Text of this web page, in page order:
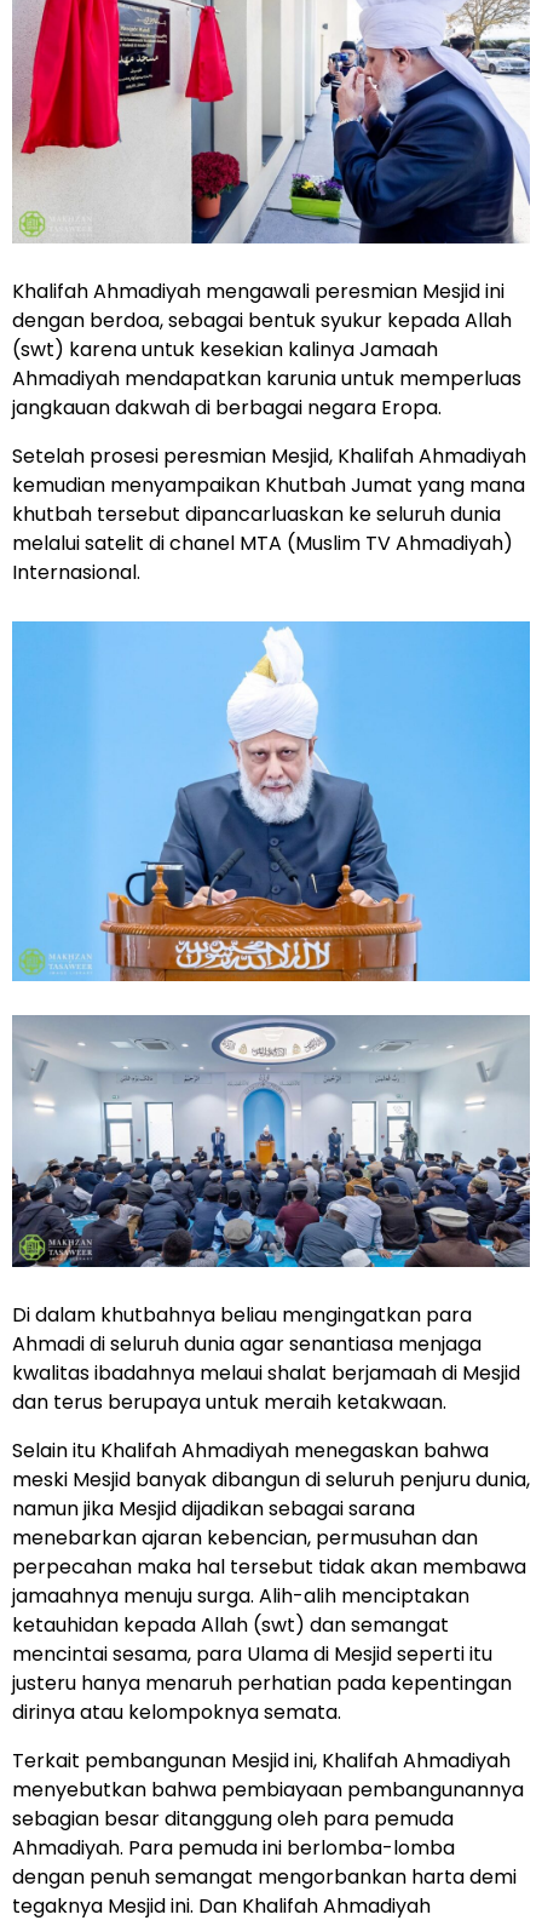
Khalifah Ahmadiyah mengawali peresmian Mesjid ini
dengan berdoa, sebagai bentuk syukur kepada Allah
(swt) karena untuk kesekian kalinya Jamaah
Ahmadiyah mendapatkan karunia untuk memperluas
jangkauan dakwah di berbagai negara Eropa.
Setelah prosesi peresmian Mesjid, Khalifah Ahmadiyah
kemudian menyampaikan Khutbah Jumat yang mana
khutbah tersebut dipancarluaskan ke seluruh dunia
melalui satelit di chanel MTA (Muslim TV Ahmadiyah)
Internasional.
Di dalam khutbahnya beliau mengingatkan para
Ahmadi di seluruh dunia agar senantiasa menjaga
kwalitas ibadahnya melaui shalat berjamaah di Mesjid
dan terus berupaya untuk meraih ketakwaan.
Selain itu Khalifah Ahmadiyah menegaskan bahwa
meski Mesjid banyak dibangun di seluruh penjuru dunia,
namun jika Mesjid dijadikan sebagai sarana
menebarkan ajaran kebencian, permusuhan dan
perpecahan maka hal tersebut tidak akan membawa
jamaahnya menuju surga. Alih-alih menciptakan
ketauhidan kepada Allah (swt) dan semangat
mencintai sesama, para Ulama di Mesjid seperti itu
justeru hanya menaruh perhatian pada kepentingan
dirinya atau kelompoknya semata.
Terkait pembangunan Mesjid ini, Khalifah Ahmadiyah
menyebutkan bahwa pembiayaan pembangunannya
sebagian besar ditanggung oleh para pemuda
Ahmadiyah. Para pemuda ini berlomba-lomba
dengan penuh semangat mengorbankan harta demi
tegaknya Mesjid ini. Dan Khalifah Ahmadiyah